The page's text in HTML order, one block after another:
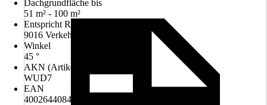
Dachgrundfläche bis
51 m² - 100 m²
Entspricht RAL-Farbton
9016 Verkehrsweiß
Winkel
45 °
AKN (Artikelkurznummer)
WUD7
EAN
4002644084206